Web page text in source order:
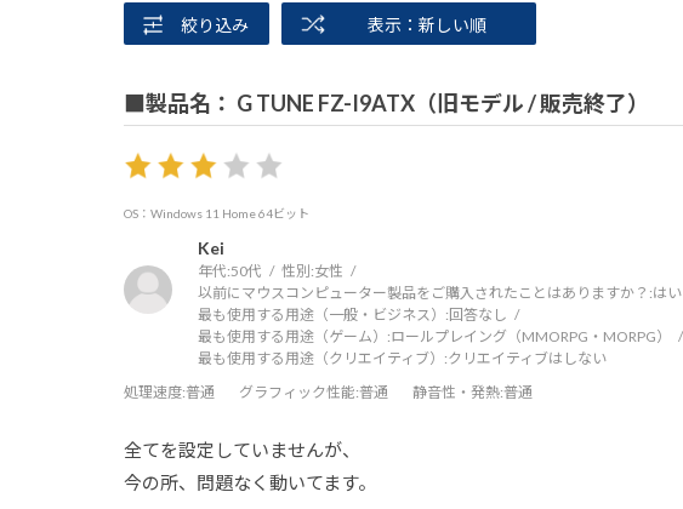
絞り込み 表示：新しい順
■製品名： G TUNE FZ-I9ATX（旧モデル / 販売終了）
OS：Windows 11 Home 64ビット
Kei
年代:50代 性別:女性
以前にマウスコンピューター製品をご購入されたことはありますか？:はい
最も使用する用途（一般・ビジネス）: 回答なし
最も使用する用途（ゲーム）:ロールプレイング（MMORPG・MORPG）
最も使用する用途（クリエイティブ）:クリエイティブはしない
処理速度:普通 グラフィック性能:普通 静音性・発熱:普通
全てを設定していませんが、
今の所、問題なく動いてます。